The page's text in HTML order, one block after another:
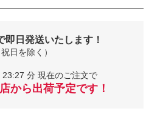
即日発送いたします！
祝日を除く）
分 現在のご注文で
から出荷予定です！